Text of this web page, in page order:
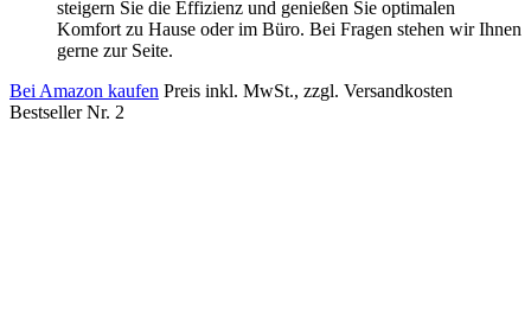
steigern Sie die Effizienz und genießen Sie optimalen
Komfort zu Hause oder im Büro. Bei Fragen stehen wir Ihnen
gerne zur Seite.
Bei Amazon kaufen Preis inkl. MwSt., zzgl. Versandkosten
Bestseller Nr. 2